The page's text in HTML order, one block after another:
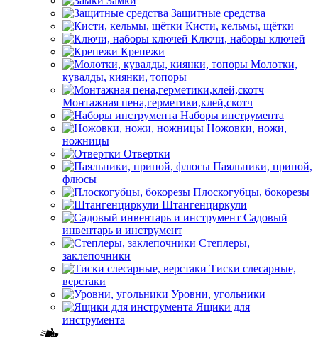
Защитные средства
Кисти, кельмы, щётки
Ключи, наборы ключей
Крепежи
Молотки,
кувалды, киянки, топоры
Монтажная пена,герметики,клей,скотч
Наборы инструмента
Ножовки, ножи,
ножницы
Отвертки
Паяльники, припой,
флюсы
Плоскогубцы, бокорезы
Штангенциркули
Садовый
инвентарь и инструмент
Степлеры,
заклепочники
Тиски слесарные,
верстаки
Уровни, угольники
Ящики для
инструмента